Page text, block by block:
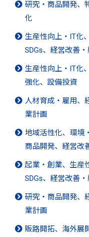
研究・商品開発、
化
生産性向上・IT化
SDGs、経営改善
生産性向上・IT化
強化、設備投資
人材育成・雇用、
業計画
地域活性化、環境
商品開発、経営改
起業・創業、生産
SDGs、経営改善
研究・商品開発、
業計画
販路開拓、海外展